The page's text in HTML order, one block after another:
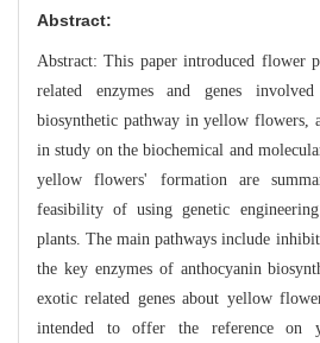
Abstract:
Abstract: This paper introduced flower
related enzymes and genes
biosynthetic pathway in yellow flowers,
in study on the biochemical and
yellow flowers' formation are
feasibility of using genetic
plants. The main pathways include
the key enzymes of anthocyanin
exotic related genes about yellow
intended to offer the reference on